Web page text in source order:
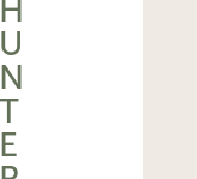
H
U
N
T
E